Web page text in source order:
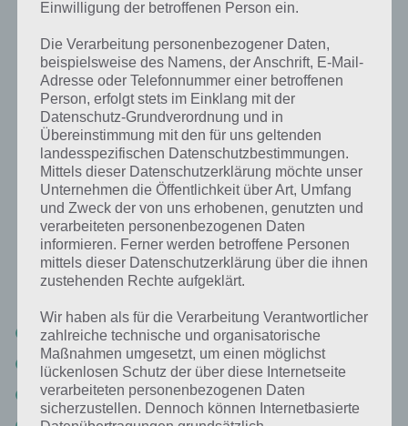
Alle Lösungen rund um Wort
Guru zu jedem Level findest du
mitunserer schnellen Suche ->
Zur Lösung
Die Lösungen für Level 1616
UPDATE: Da die Entwickler das Level 1616 mittlerweile korrigiert
haben, haben wir nun auch unsere Lösung dahingehend aktualisiert.
Mit der neusten Version lauten die Lösungen von Wort Guru Level
1616 mittlerweile so:
denn
däne
mond
Einwilligung der betroffenen Person ein.
Die Verarbeitung personenbezogener Daten,
beispielsweise des Namens, der Anschrift, E-Mail-
Adresse oder Telefonnummer einer betroffenen
Person, erfolgt stets im Einklang mit der
Datenschutz-Grundverordnung und in
Übereinstimmung mit den für uns geltenden
landesspezifischen Datenschutzbestimmungen.
Mittels dieser Datenschutzerklärung möchte unser
Unternehmen die Öffentlichkeit über Art, Umfang
und Zweck der von uns erhobenen, genutzten und
verarbeiteten personenbezogenen Daten
informieren. Ferner werden betroffene Personen
mittels dieser Datenschutzerklärung über die ihnen
zustehenden Rechte aufgeklärt.
Wir haben als für die Verarbeitung Verantwortlicher
zahlreiche technische und organisatorische
Maßnahmen umgesetzt, um einen möglichst
lückenlosen Schutz der über diese Internetseite
verarbeiteten personenbezogenen Daten
sicherzustellen. Dennoch können Internetbasierte